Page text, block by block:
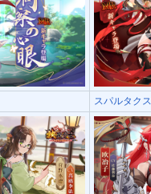
スパルタクス